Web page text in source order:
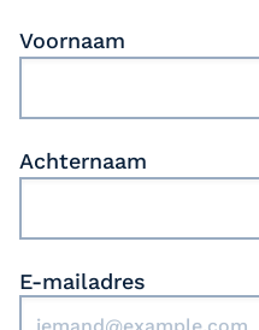
vakantiegeld
zodat jij kunt
maakt?
Voornaam
Achternaam
E-mailadres